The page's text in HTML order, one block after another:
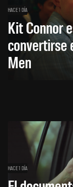
HACE 1 DÍA
Kit Connor
convertirse
Men
HACE 1 DÍA